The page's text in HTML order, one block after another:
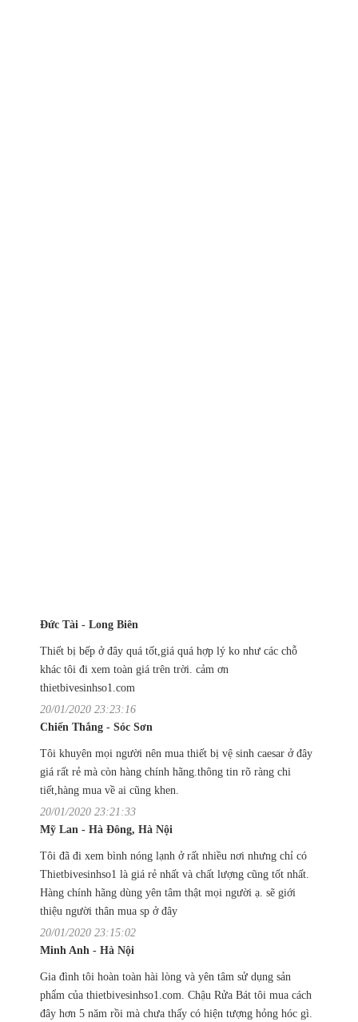
Đức Tài - Long Biên
Thiết bị bếp ở đây quá tốt,giá quá hợp lý ko như các chỗ
khác tôi đi xem toàn giá trên trời. cảm ơn
thietbivesinhso1.com
20/01/2020 23:23:16
Chiến Thắng - Sóc Sơn
Tôi khuyên mọi người nên mua thiết bị vệ sinh caesar ở đây
giá rất rẻ mà còn hàng chính hãng.thông tin rõ ràng chi
tiết,hàng mua về ai cũng khen.
20/01/2020 23:21:33
Mỹ Lan - Hà Đông, Hà Nội
Tôi đã đi xem bình nóng lạnh ở rất nhiều nơi nhưng chỉ có
Thietbivesinhso1 là giá rẻ nhất và chất lượng cũng tốt nhất.
Hàng chính hãng dùng yên tâm thật mọi người ạ. sẽ giới
thiệu người thân mua sp ở đây
20/01/2020 23:15:02
Minh Anh - Hà Nội
Gia đình tôi hoàn toàn hài lòng và yên tâm sử dụng sản
phẩm của thietbivesinhso1.com. Chậu Rửa Bát tôi mua cách
đây hơn 5 năm rồi mà chưa thấy có hiện tượng hỏng hóc gì.